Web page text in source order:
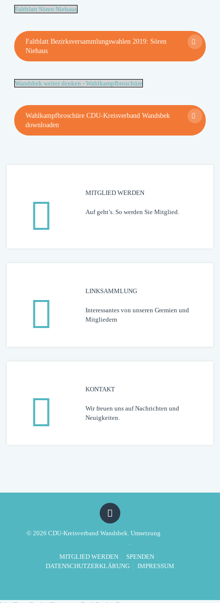
Faltblatt Sören Niehaus
Faltblatt Bezirksversammlungswahlen 2019: Sören
Niehaus
Wandsbek weiter denken - Wahlkampfbroschüre
Wahlkampfbroschüre CDU-Kreisverband Wandsbek
downloaden
MITGLIED WERDEN
Auf geht’s. So werden Sie Mitglied.
LINK­­­SAMMLUNG
Interessantes von unseren Gremien und
Mitgliedern
KONTAKT
Wir freuen uns auf Nachrichten und
Neuigkeiten.
© 2026 CDU-Kreisverband Wandsbek. Umsetzung
.
MITGLIED WERDEN
SPENDEN
DATENSCHUTZERKLÄRUNG
IMPRESSUM